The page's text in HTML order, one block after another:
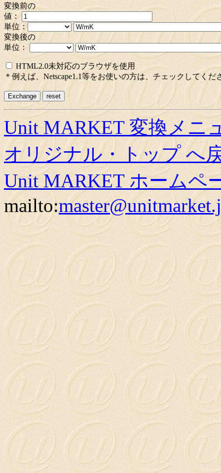
変換前の
値：
単位：
変換後の
単位：
HTML2.0未対応のブラウザを使用
＊例えば、Netscape1.1等をお使いの方は、チェックしてくだ
Unit MARKET 変換メニ
オリジナル・トップ へ
Unit MARKET ホームペ
mailto: